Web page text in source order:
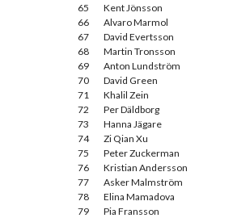
65
Kent Jönsson
66
Alvaro Marmol
67
David Evertsson
68
Martin Tronsson
69
Anton Lundström
70
David Green
71
Khalil Zein
72
Per Däldborg
73
Hanna Jägare
74
Zi Qian Xu
75
Peter Zuckerman
76
Kristian Andersson
77
Asker Malmström
78
Elina Mamadova
79
Pia Fransson